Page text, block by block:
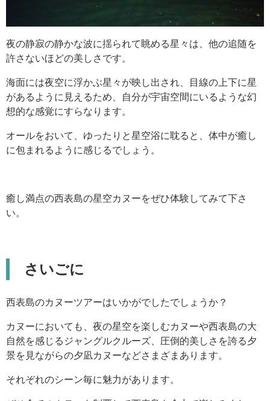
夜の静寂の静かな波に揺られて眺める星々は、他の追随を
許さないほどの美しさです。
海面には夜空に浮かぶ星々が映し出され、目線の上下に星
があるように見えるため、自分が宇宙空間にいるような幻
想的な感覚にすらなります。
オールをおいて、ゆったりと星空浴に耽ると、体中が癒し
に包まれるように感じるでしょう。
癒し満点の西表島の星空カヌーをぜひ体験してみて下さ
い。
さいごに
西表島のカヌーツアーはいかがでしたでしょうか？
カヌーにおいても、夜の星空を楽しむカヌーや西表島の大
自然を感じるジャングルクルーズ、圧倒的美しさを誇る夕
景を見ながらの夕凪カヌーなどさまざまあります。
それぞれのシーン毎に魅力があります。